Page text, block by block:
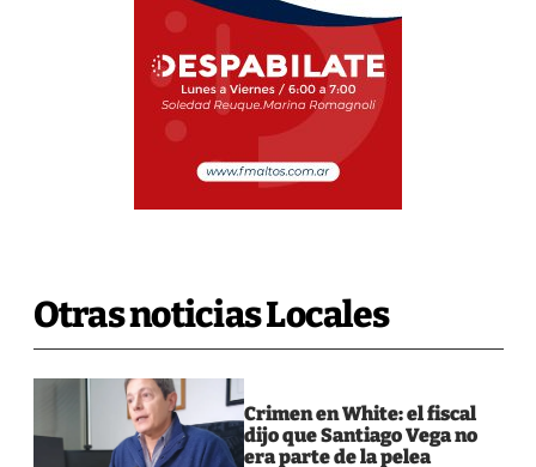
Otras noticias Locales
Crimen en White: el fiscal
dijo que Santiago Vega no
era parte de la pelea